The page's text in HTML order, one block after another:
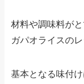
材料や調味料が
ガパオライスのレ
基本となる味付け